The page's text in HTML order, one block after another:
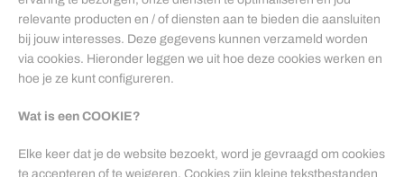
relevante producten en / of diensten aan te bieden die aansluiten
bij jouw interesses. Deze gegevens kunnen verzameld worden
via cookies. Hieronder leggen we uit hoe deze cookies werken en
hoe je ze kunt configureren.
Wat is een COOKIE?
Elke keer dat je de website bezoekt, word je gevraagd om cookies
te accepteren of te weigeren. Cookies zijn kleine tekstbestanden